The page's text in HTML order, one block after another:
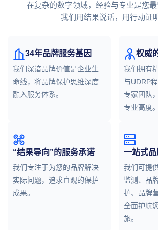
在复杂的数字领域，经验与专业是您最
我们用结果说话，用行动证明
34年品牌服务基因
我们深谙品牌价值是企业生
命线，将品牌保护思维深度
融入服务体系。
权威
我们拥有
与UDRP
专家团队
专业高度。
“结果导向”的服务承诺
我们专注于为您的品牌解决
实际问题，追求直观的保护
成果。
一站式
我们可提
监测、品
护、品牌
全面护航
旅。